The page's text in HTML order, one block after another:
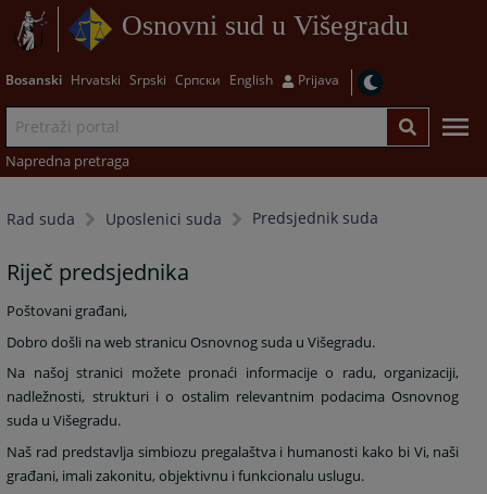
Osnovni sud u Višegradu
Bosanski Hrvatski Srpski Српски English Prijava
Napredna pretraga
Rad suda Uposlenici suda Predsjednik suda
Riječ predsjednika
Poštovani građani,
Dobro došli na web stranicu Osnovnog suda u Višegradu.
Na našoj stranici možete pronaći informacije o radu, organizaciji,
nadležnosti, strukturi i o ostalim relevantnim podacima Osnovnog
suda u Višegradu.
Naš rad predstavlja simbiozu pregalaštva i humanosti kako bi Vi, naši
građani, imali zakonitu, objektivnu i funkcionalu uslugu.